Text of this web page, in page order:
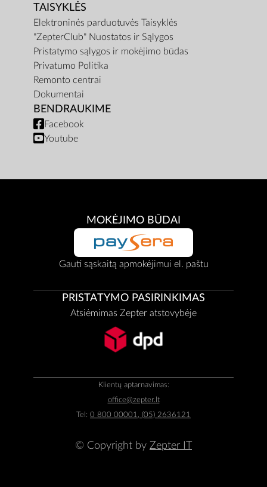
TAISYKLĖS
Elektroninės parduotuvės Taisyklės
"ZepterClub" Nuostatos ir Sąlygos
Pristatymo sąlygos ir mokėjimo būdas
Privatumo Politika
Remonto centrai
Dokumentai
BENDRAUKIME
Facebook
Youtube
MOKĖJIMO BŪDAI
Gauti sąskaitą apmokėjimui el. paštu
PRISTATYMO PASIRINKIMAS
Atsiėmimas Zepter atstovybėje
Klientų aptarnavimas:
office@zepter.lt
Tel: 0 800 00001, (05) 2636121
© Copyright by Zepter IT